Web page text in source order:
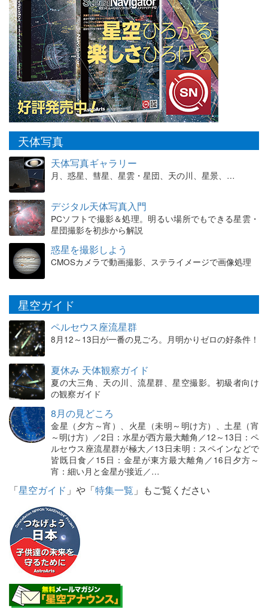
天体写真
天体写真ギャラリー
月、惑星、彗星、星雲・星団、天の川、星景、…
デジタル天体写真入門
PCソフトで撮影＆処理。明るい場所でもできる星雲・
星団撮影を初歩から解説
惑星を撮影しよう
CMOSカメラで動画撮影、ステライメージで画像処理
星空ガイド
ペルセウス座流星群
8月12～13日が一番の見ごろ。月明かりゼロの好条件！
夏休み 天体観察ガイド
夏の大三角、天の川、流星群、星空撮影。初級者向け
の観察ガイド
8月の見どころ
金星（夕方～宵）、火星（未明～明け方）、土星（宵
～明け方）／2日：水星が西方最大離角／12～13日：ペ
ルセウス座流星群が極大／13日未明：スペインなどで
皆既日食／15日：金星が東方最大離角／16日夕方～
宵：細い月と金星が接近／…
「星空ガイド 」や「特集一覧 」もご覧ください